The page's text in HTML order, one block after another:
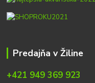
Predajňa v Žiline
+421 949 369 923